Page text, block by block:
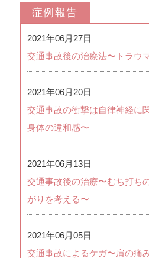
症例報告
2021年06月27日
交通事故後の治療法〜トラウ
2021年06月20日
交通事故の衝撃は自律神経に
身体の違和感〜
2021年06月13日
交通事故後の治療〜むち打ち
がりを考える〜
2021年06月05日
交通事故によるケガ〜肩の痛